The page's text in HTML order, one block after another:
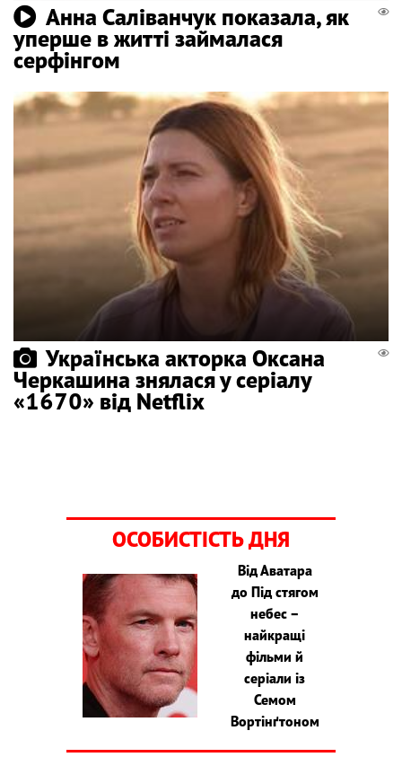
Анна Саліванчук показала, як
уперше в житті займалася
серфінгом
Українська акторка Оксана
Черкашина знялася у серіалу
«1670» від Netflix
ОСОБИСТІСТЬ ДНЯ
Від Аватара
до Під стягом
небес –
найкращі
фільми й
серіали із
Семом
Вортінґтоном